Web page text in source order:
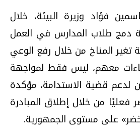
فؤاد وزيرة البيئة، خلال
دمج طلاب المدارس في العمل
تغير المناخ من خلال رفع الوعي
معهم، ليس فقط لمواجهة
لدعم قضية الاستدامة، مؤكدة
فعليًا من خلال إطلاق المبادرة
على مستوى الجمهورية.